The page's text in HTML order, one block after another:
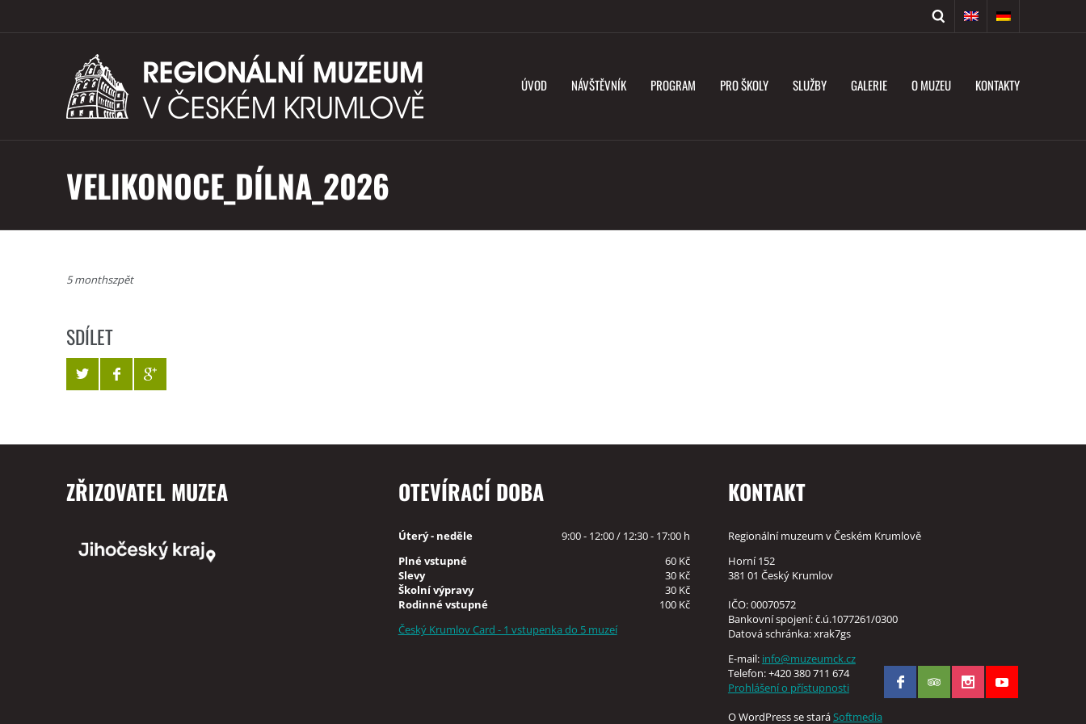
ÚVOD NÁVŠTĚVNÍK PROGRAM PRO ŠKOLY SLUŽBY GALERIE O MUZEU KONTAKTY
VELIKONOCE_DÍLNA_2026
5 monthszpět
SDÍLET
ZŘIZOVATEL MUZEA OTEVÍRACÍ DOBA
Úterý - neděle
9:00 - 12:00 / 12:30 - 17:00 h
Plné vstupné
60 Kč
Slevy
30 Kč
Školní výpravy
30 Kč
Rodinné vstupné
100 Kč
Český Krumlov Card - 1 vstupenka do 5 muzeí
KONTAKT
Regionální muzeum v Českém Krumlově
Horní 152
381 01 Český Krumlov
IČO: 00070572
Bankovní spojení: č.ú.1077261/0300
Datová schránka: xrak7gs
E-mail: info@muzeumck.cz
Telefon: +420 380 711 674
Prohlášení o přístupnosti
O WordPress se staráSoftmedia